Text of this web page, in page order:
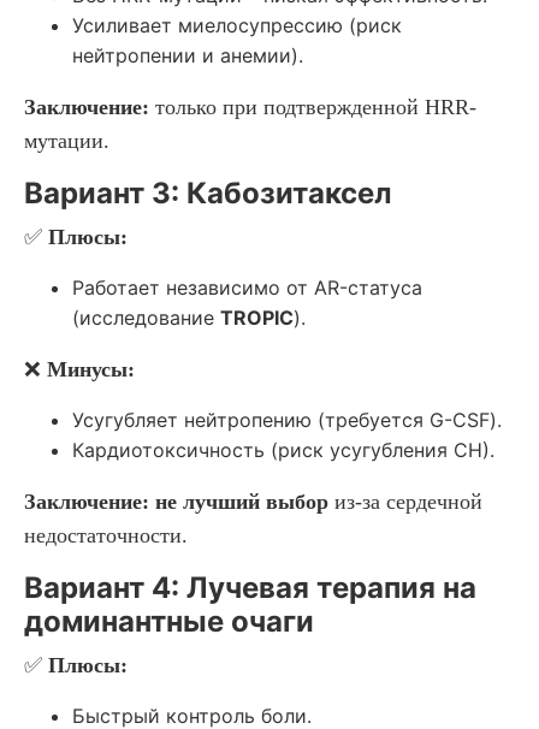
Усиливает миелосупрессию (риск
нейтропении и анемии).
Заключение: только при подтвержденной HRR-
мутации.
Вариант 3: Кабозитаксел
✅ Плюсы:
Работает независимо от AR-статуса
(исследование TROPIC).
❌ Минусы:
Усугубляет нейтропению (требуется G-CSF).
Кардиотоксичность (риск усугубления СН).
Заключение: не лучший выбор из-за сердечной
недостаточности.
Вариант 4: Лучевая терапия на
доминантные очаги
✅ Плюсы:
Быстрый контроль боли.